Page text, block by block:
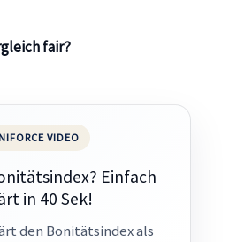
fair?
VIDEO
Einfach
in 40 Sek!
den Bonitätsindex als